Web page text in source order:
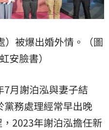
被爆出婚外情。（圖
安臉書）
月謝泊泓與妻子結
務處理經常早出晚
2023年謝泊泓擔任新